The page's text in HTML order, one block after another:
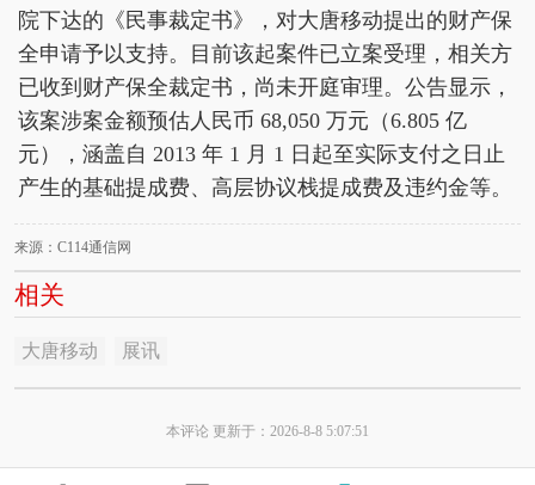
院下达的《民事裁定书》，对大唐移动提出的财产保
全申请予以支持。目前该起案件已立案受理，相关方
已收到财产保全裁定书，尚未开庭审理。公告显示，
该案涉案金额预估人民币 68,050 万元（6.805 亿
元），涵盖自 2013 年 1 月 1 日起至实际支付之日止
产生的基础提成费、高层协议栈提成费及违约金等。
来源：C114通信网
相关
大唐移动 展讯
本评论 更新于：2026-8-8 5:07:51